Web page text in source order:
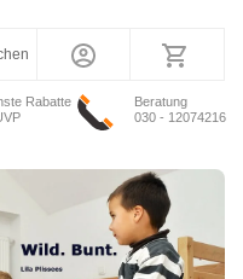
Rabatte
Beratung
030 - 12074216